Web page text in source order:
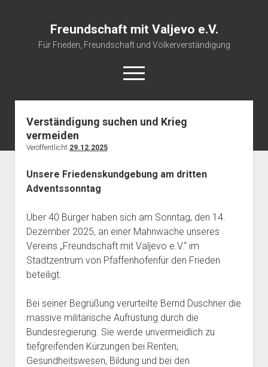
Freundschaft mit Valjevo e.V.
Für Frieden, Freundschaft und Völkerverständigung
open
menu
Startseite
Impressum
Verständigung suchen und Krieg
vermeiden
Veröffentlicht 29.12.2025
Unsere Friedenskundgebung am dritten
Adventssonntag
Über 40 Bürger haben sich am Sonntag, den 14.
Dezember 2025, an einer Mahnwache unseres
Vereins „Freundschaft mit Valjevo e.V.“ im
Stadtzentrum von Pfaffenhofenfür den Frieden
beteiligt.
Bei seiner Begrüßung verurteilte Bernd Duschner die
massive militärische Aufrüstung durch die
Bundesregierung. Sie werde unvermeidlich zu
tiefgreifenden Kürzungen bei Renten,
Gesundheitswesen, Bildung und bei den